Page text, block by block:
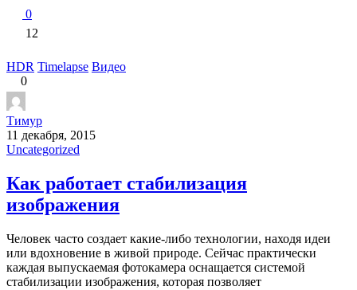
0
12
HDR Timelapse Видео
0
Тимур
11 декабря, 2015
Uncategorized
Как работает стабилизация
изображения
Человек часто создает какие-либо технологии, находя идеи
или вдохновение в живой природе. Сейчас практически
каждая выпускаемая фотокамера оснащается системой
стабилизации изображения, которая позволяет